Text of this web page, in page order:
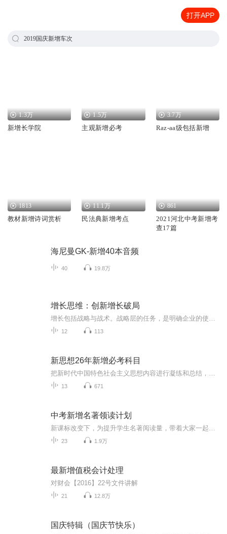
打开APP
2019国庆新增车次
1.3万
新增长学院
1.5万
主观新增必考
3.7万
Raz-aa级包括新增
1813
教材新增诗词赏析
11.1万
民法典新增考点
861
2021河北中考新增考
查17篇
海尼曼GK-新增40本音频
40 19.8万
增长思维：创新增长破局
12 113
新思想26年新增必考科目
13 671
中考新增名著领读计划
23 1.9万
最新增值税会计处理
对财会【2016】22号文件讲解
21 12.8万
国庆特辑（国庆节快乐）